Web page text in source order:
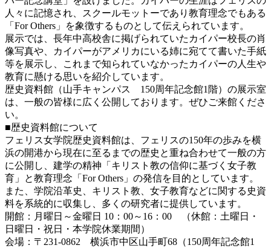
人々に記憶され、スクールモットーであり教育理念でもある
「For Others」を象徴するものとして伝えられています。
展示では、長年中高校舎に掲げられていたカイパー校長の肖
像写真や、カイパーがアメリカにいる姉に宛てて書いた手紙
等を展示し、これまで知られていなかったカイパーの人生や
教育に懸ける思いを紹介しています。
歴史資料館（山手キャンパス 150周年記念館1階）の展示室
は、一般の皆様に広く公開しております。ぜひご来館くださ
い。
■歴史資料館について
フェリス女学院歴史資料館は、フェリスの150年の歩みを横
浜の開港から現在に至るまでの歴史と重ね合わせて一般の方
に公開し、建学の精神「キリスト教の信仰に基づく女子教
育」と教育理念「For Others」の発信を目的としています。
また、学院沿革史、キリスト教、女子教育などに関する史資
料を系統的に収集し、多くの研究者に提供しています。
開館：月曜日～金曜日 10：00～16：00 （休館：土曜日・
日曜日・祝日・本学院休業期間）
会場：〒231-0862 横浜市中区山手町68（150周年記念館1